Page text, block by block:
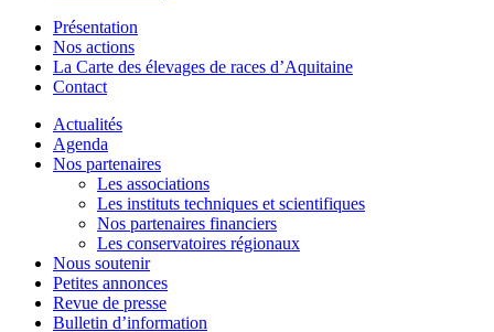
Présentation
Nos actions
La Carte des élevages de races d’Aquitaine
Contact
Actualités
Agenda
Nos partenaires
Les associations
Les instituts techniques et scientifiques
Nos partenaires financiers
Les conservatoires régionaux
Nous soutenir
Petites annonces
Revue de presse
Bulletin d’information